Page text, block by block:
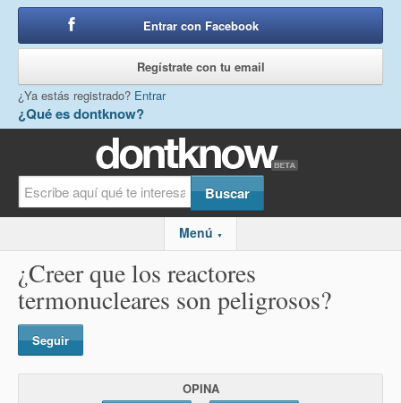
¿Qué es dontknow?
Entrar con Facebook
Regístrate con tu email
¿Ya estás registrado? Entrar
Menú ▼
¿Creer que los reactores
termonucleares son peligrosos?
Seguir
OPINA